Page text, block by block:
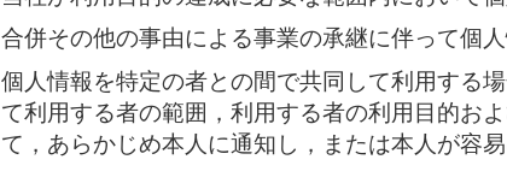
合併その他の事由による事業の承継に伴って個
個人情報を特定の者との間で共同して利用する
て利用する者の範囲，利用する者の利用目的お
て，あらかじめ本人に通知し，または本人が容